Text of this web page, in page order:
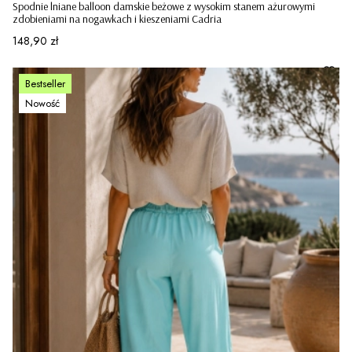
Spodnie lniane balloon damskie beżowe z wysokim stanem ażurowymi
zdobieniami na nogawkach i kieszeniami Cadria
Cena
148,90 zł
Bestseller
Nowość